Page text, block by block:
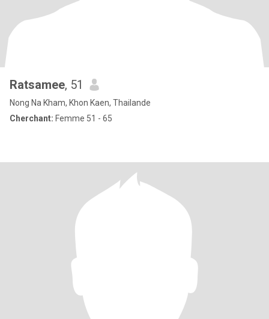
Ratsamee, 51
Nong Na Kham, Khon Kaen, Thailande
Cherchant: Femme 51 - 65